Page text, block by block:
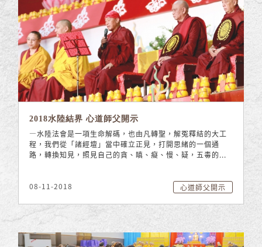
2018水陸結界 心道師父開示
—水陸法會是一項生命解碼，也由凡轉聖，解冤釋結的大工
程，我們從「諸經壇」當中確立正見，打開思緒的一個通
路，轉換知見，照見自己的貪、瞋、癡、慢、疑，五毒的...
08-11-2018 心道師父開示